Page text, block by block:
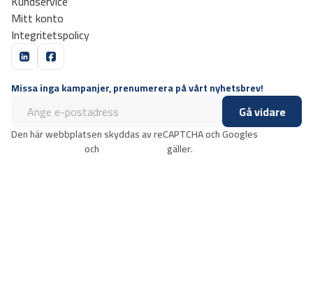
Mitt konto
Integritetspolicy
Missa inga kampanjer, prenumerera på vårt nyhetsbrev!
Gå vidare
Den här webbplatsen skyddas av reCAPTCHA och Googles
och gäller.